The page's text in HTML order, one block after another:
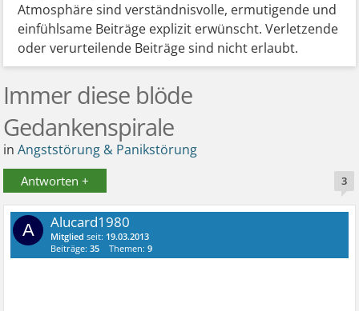
Atmosphäre sind verständnisvolle, ermutigende und
einfühlsame Beiträge explizit erwünscht. Verletzende
oder verurteilende Beiträge sind nicht erlaubt.
Immer diese blöde
Gedankenspirale
inAngststörung & Panikstörung
Antworten + 3
A Alucard1980
Mitglied seit: 19.03.2013
Beiträge:35 Themen:9